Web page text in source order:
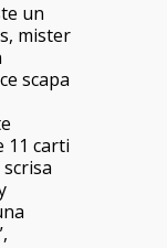
un
mister
scapa
11 carti